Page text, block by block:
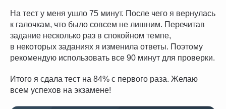
На тест у меня ушло 75 минут. После чего я вернулась
к галочкам, что было совсем не лишним. Перечитав
задание несколько раз в спокойном темпе,
в некоторых заданиях я изменила ответы. Поэтому
рекомендую использовать все 90 минут для проверки.
Итого я сдала тест на 84% с первого раза. Желаю
всем успехов на экзамене!